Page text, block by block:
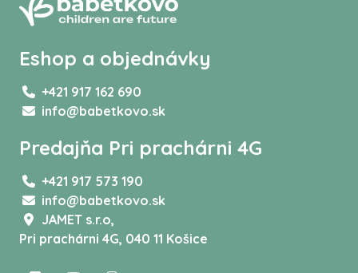
Eshop a objednávky
+421 917 162 690
info@babetkovo.sk
Predajňa Pri prachárni 4G
+421 917 573 190
info@babetkovo.sk
JAMET s.r.o,
Pri prachárni 4G, 040 11 Košice